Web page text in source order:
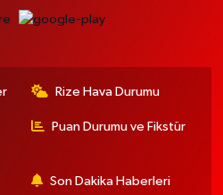
Rize Hava Durumu
Puan Durumu ve Fikstür
Son Dakika Haberleri